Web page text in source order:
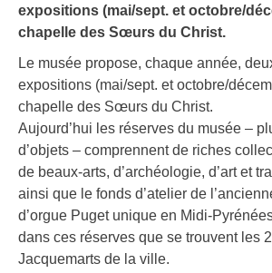
expositions (mai/sept. et octobre/
chapelle des Sœurs du Christ.
Le musée propose, chaque année,
expositions (mai/sept. et octobre/
chapelle des Sœurs du Christ.
Aujourd’hui les réserves du musée –
d’objets – comprennent de riches
de beaux-arts, d’archéologie, d’art et
ainsi que le fonds d’atelier de
d’orgue Puget unique en Midi-
dans ces réserves que se trouvent les
Jacquemarts de la ville.